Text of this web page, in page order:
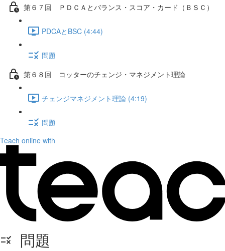
第６７回 ＰＤＣＡとバランス・スコア・カード（ＢＳＣ）
PDCAとBSC (4:44)
問題
第６８回 コッターのチェンジ・マネジメント理論
チェンジマネジメント理論 (4:19)
問題
Teach online with
問題